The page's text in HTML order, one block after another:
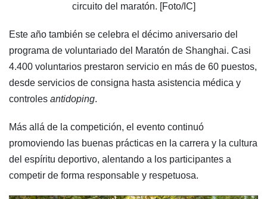
circuito del maratón. [Foto/IC]
Este año también se celebra el décimo aniversario del
programa de voluntariado del Maratón de Shanghai. Casi
4.400 voluntarios prestaron servicio en más de 60 puestos,
desde servicios de consigna hasta asistencia médica y
controles antidoping.
Más allá de la competición, el evento continuó
promoviendo las buenas prácticas en la carrera y la cultura
del espíritu deportivo, alentando a los participantes a
competir de forma responsable y respetuosa.